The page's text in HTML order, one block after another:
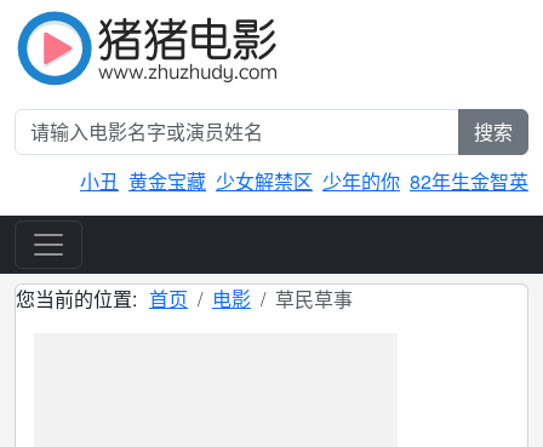
搜索
小丑 黄金宝藏 少女解禁区 少年的你 82年生金智英
您当前的位置: 首页 电影 草民草事